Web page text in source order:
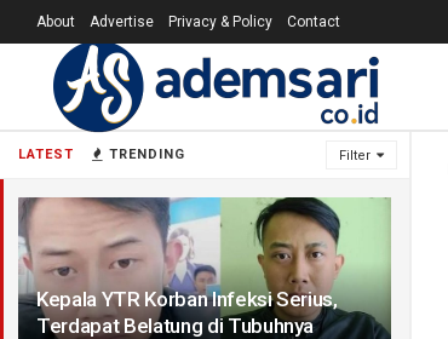
LATEST TRENDING Filter
Kepala YTR Korban Infeksi Serius,
Terdapat Belatung di Tubuhnya
About Advertise Privacy & Policy Contact